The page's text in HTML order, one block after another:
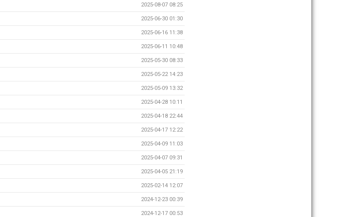
2025-08-07 08:25
2025-06-30 01:30
2025-06-16 11:38
2025-06-11 10:48
2025-05-30 08:33
2025-05-22 14:23
2025-05-09 13:32
2025-04-28 10:11
2025-04-18 22:44
2025-04-17 12:22
2025-04-09 11:03
2025-04-07 09:31
2025-04-05 21:19
2025-02-14 12:07
2024-12-23 00:39
2024-12-17 00:53